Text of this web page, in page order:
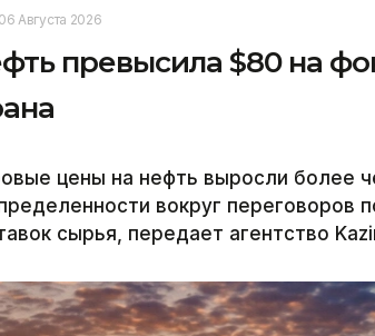
Августа 2026
превысила $80 на
цены на нефть выросли более
вокруг переговоров
сырья, передает агентство